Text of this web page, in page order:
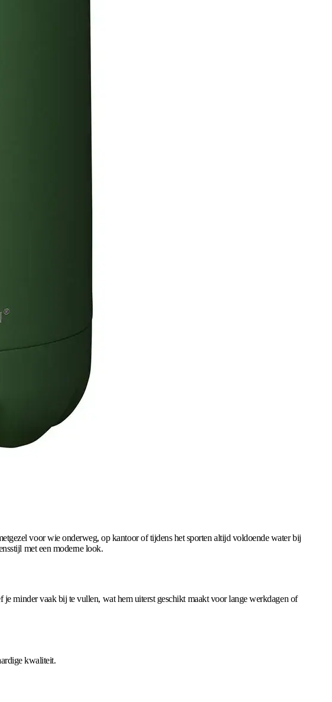
voor wie onderweg, op kantoor of tijdens het sporten altijd voldoende water bij
met een moderne look.
minder vaak bij te vullen, wat hem uiterst geschikt maakt voor lange werkdagen of
kwaliteit.